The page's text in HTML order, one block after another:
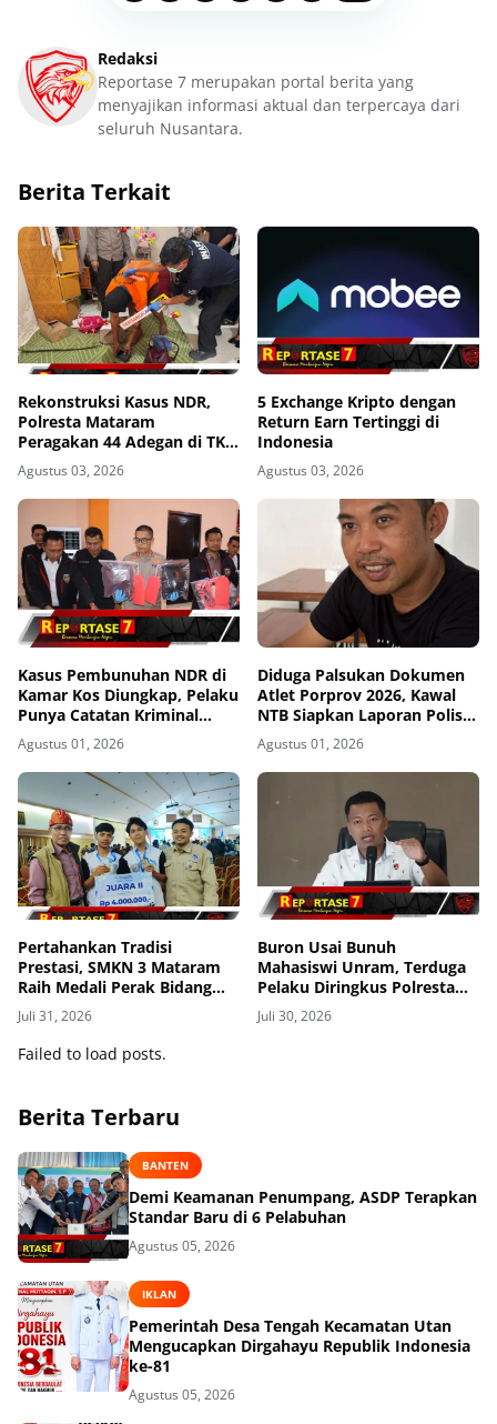
Redaksi
Reportase 7 merupakan portal berita yang
menyajikan informasi aktual dan terpercaya dari
seluruh Nusantara.
Berita Terkait
Rekonstruksi Kasus NDR,
Polresta Mataram
Peragakan 44 Adegan di TKP
Kos Gomong
Agustus 03, 2026
5 Exchange Kripto dengan
Return Earn Tertinggi di
Indonesia
Agustus 03, 2026
Kasus Pembunuhan NDR di
Kamar Kos Diungkap, Pelaku
Punya Catatan Kriminal
Kekerasan
Agustus 01, 2026
Diduga Palsukan Dokumen
Atlet Porprov 2026, Kawal
NTB Siapkan Laporan Polisi
ke Polda NTB
Agustus 01, 2026
Pertahankan Tradisi
Prestasi, SMKN 3 Mataram
Raih Medali Perak Bidang
Robotics di LKS Tingkat
Provinsi 2026
Juli 31, 2026
Buron Usai Bunuh
Mahasiswi Unram, Terduga
Pelaku Diringkus Polresta
Mataram di Gomong
Juli 30, 2026
Failed to load posts.
Berita Terbaru
BANTEN
Demi Keamanan Penumpang, ASDP Terapkan
Standar Baru di 6 Pelabuhan
Agustus 05, 2026
IKLAN
Pemerintah Desa Tengah Kecamatan Utan
Mengucapkan Dirgahayu Republik Indonesia
ke-81
Agustus 05, 2026